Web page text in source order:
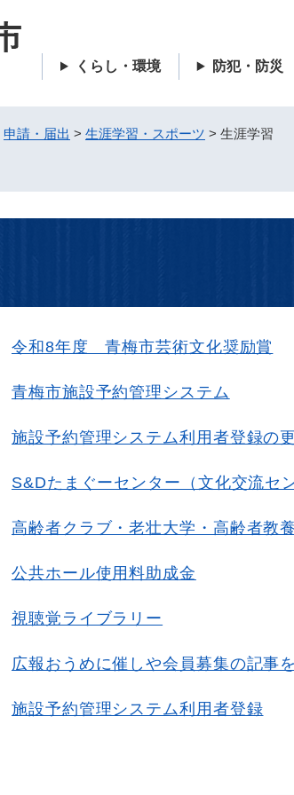
メニ
くらし・環境 防犯・防災
申請・届出 > 生涯学習・スポーツ > 生涯学習
令和8年度 青梅市芸術文化奨励賞
青梅市施設予約管理システム
施設予約管理システム利用者登録の
S&Dたまぐーセンター（文化交流セ
高齢者クラブ・老壮大学・高齢者教
公共ホール使用料助成金
視聴覚ライブラリー
広報おうめに催しや会員募集の記事
施設予約管理システム利用者登録